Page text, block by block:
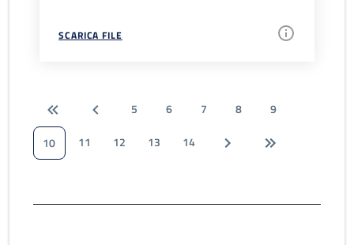
SCARICA FILE
5 6 7 8
9
10
11 12 13 14